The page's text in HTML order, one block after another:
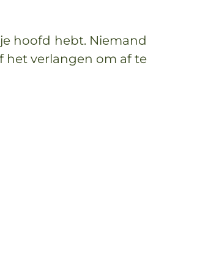
hoofd hebt. Niemand
het verlangen om af te